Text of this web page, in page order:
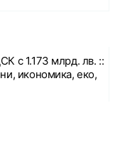
с 1.173 млрд. лв. ::
икономика, еко,